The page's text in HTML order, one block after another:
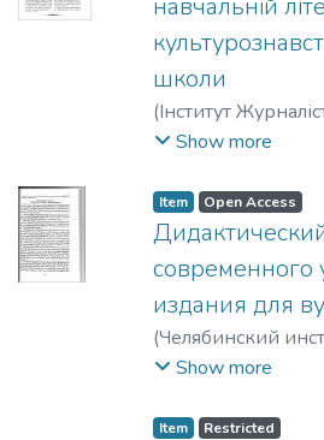
навчальній
школи
(Інститут
Шевченка,2011
Show more
Item Open Access
современного
издания для
(Челябинский
права им. М. В.
Show more
Item Restricted